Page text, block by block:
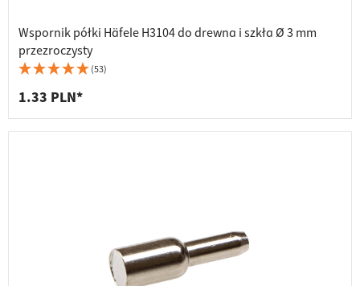
Wspornik półki Häfele H3104 do drewna i szkła Ø 3 mm
przezroczysty
(53)
1.33 PLN*